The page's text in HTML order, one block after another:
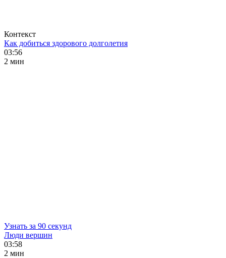
Контекст
Как добиться здорового долголетия
03:56
2 мин
Узнать за 90 секунд
Люди вершин
03:58
2 мин